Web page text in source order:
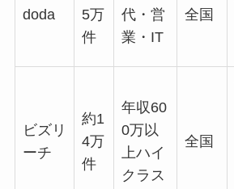
doda
5万
件
代・営
業・IT
全国
ビズリ
ーチ
約1
4万
件
年収60
0万以
上ハイ
クラス
全国